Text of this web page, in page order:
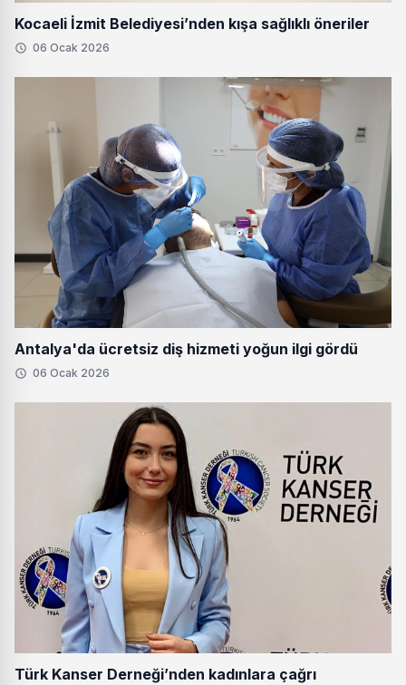
Kocaeli İzmit Belediyesi’nden kışa sağlıklı öneriler
06 Ocak 2026
Antalya'da ücretsiz diş hizmeti yoğun ilgi gördü
06 Ocak 2026
Türk Kanser Derneği’nden kadınlara çağrı